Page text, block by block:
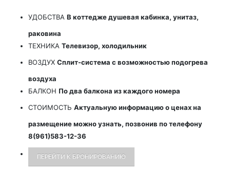
УДОБСТВА В коттедже душевая кабинка, унитаз,
раковина
ТЕХНИКА Телевизор, холодильник
ВОЗДУХ Сплит-система с возможностью подогрева
воздуха
БАЛКОН По два балкона из каждого номера
СТОИМОСТЬ Актуальную информацию о ценах на
размещение можно узнать, позвонив по телефону
8(961)583-12-36
ПЕРЕЙТИ К БРОНИРОВАНИЮ